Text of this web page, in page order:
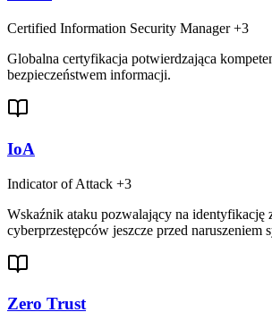
Certified Information Security Manager +3
Globalna certyfikacja potwierdzająca
bezpieczeństwem informacji.
IoA
Indicator of Attack +3
Wskaźnik ataku pozwalający na identyfikację
cyberprzestępców jeszcze przed naruszeniem
Zero Trust